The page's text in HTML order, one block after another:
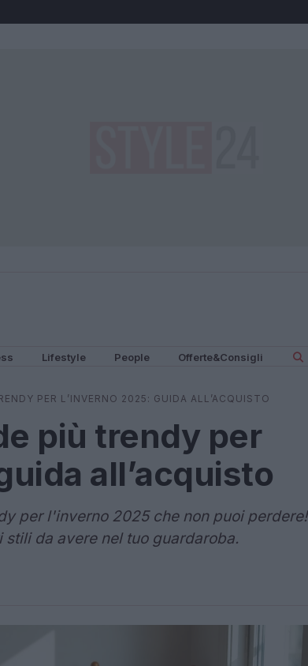
Lifestyle People Offerte&Consigli
PER L’INVERNO 2025: GUIDA ALL’ACQUISTO
più trendy per
all’acquisto
per l'inverno 2025 che non puoi perdere!
da avere nel tuo guardaroba.